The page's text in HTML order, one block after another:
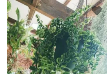
favorite